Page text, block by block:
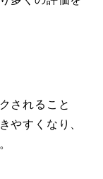
されること
やすくなり、